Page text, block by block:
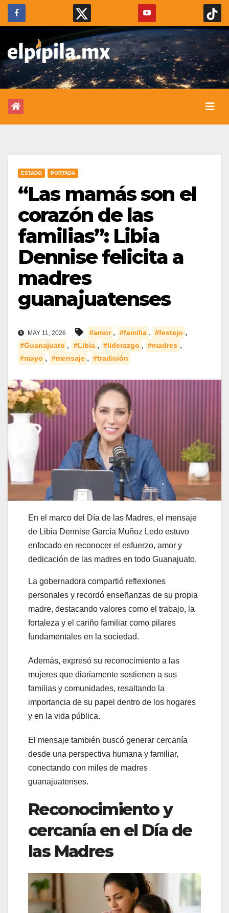
ESTADO PORTADA
“Las mamás son el
corazón de las
familias”: Libia
Dennise felicita a
madres
guanajuatenses
MAY 11, 2026 #amor , #familia , #festejo ,
#Guanajuato , #Libia , #liderazgo , #madres ,
#mayo , #mensaje , #tradición
En el marco del Día de las Madres, el mensaje
de Libia Dennise García Muñoz Ledo estuvo
enfocado en reconocer el esfuerzo, amor y
dedicación de las madres en todo Guanajuato.
La gobernadora compartió reflexiones
personales y recordó enseñanzas de su propia
madre, destacando valores como el trabajo, la
fortaleza y el cariño familiar como pilares
fundamentales en la sociedad.
Además, expresó su reconocimiento a las
mujeres que diariamente sostienen a sus
familias y comunidades, resaltando la
importancia de su papel dentro de los hogares
y en la vida pública.
El mensaje también buscó generar cercanía
desde una perspectiva humana y familiar,
conectando con miles de madres
guanajuatenses.
Reconocimiento y
cercanía en el Día de
las Madres